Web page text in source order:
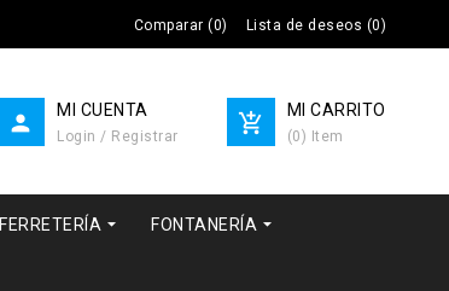
Comparar (0) Lista de deseos (0)

MI CUENTA
Login / Registrar 
MI CARRITO
(0) Item
FERRETERÍA  FONTANERÍA 